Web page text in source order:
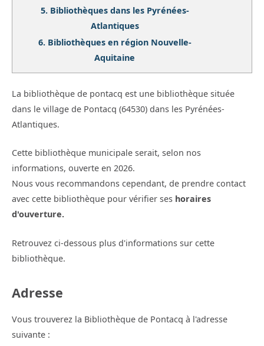
5. Bibliothèques dans les Pyrénées-
Atlantiques
6. Bibliothèques en région Nouvelle-
Aquitaine
La bibliothèque de pontacq est une bibliothèque située
dans le village de Pontacq (64530) dans les Pyrénées-
Atlantiques.
Cette bibliothèque municipale serait, selon nos
informations, ouverte en 2026.
Nous vous recommandons cependant, de prendre contact
avec cette bibliothèque pour vérifier ses horaires
d'ouverture.
Retrouvez ci-dessous plus d'informations sur cette
bibliothèque.
Adresse
Vous trouverez la Bibliothèque de Pontacq à l'adresse
suivante :